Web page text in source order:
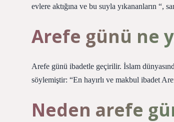
evlere aktığına ve bu suyla yıkananların “,
Arefe günü ne
Arefe günü ibadetle geçirilir. İslam
söylemiştir: “En hayırlı ve makbul ibadet
Neden arefe